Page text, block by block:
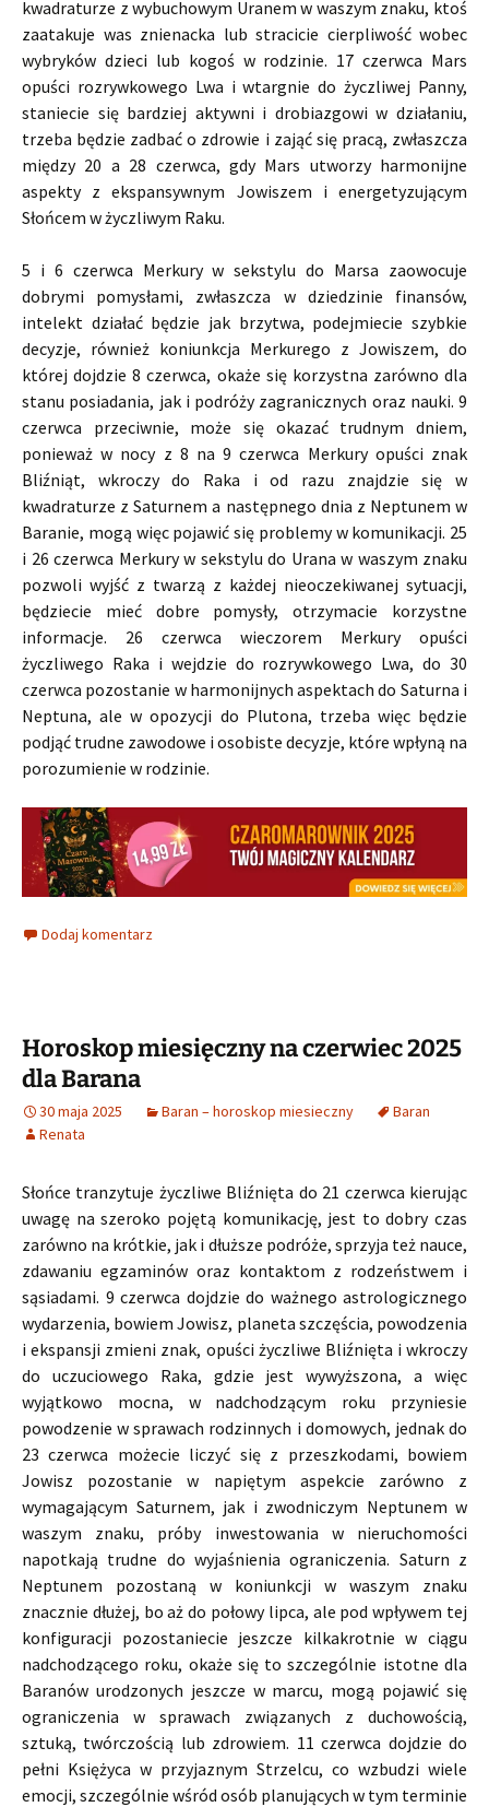
kwadraturze z wybuchowym Uranem w waszym znaku, ktoś
zaatakuje was znienacka lub stracicie cierpliwość wobec
wybryków dzieci lub kogoś w rodzinie. 17 czerwca Mars
opuści rozrywkowego Lwa i wtargnie do życzliwej Panny,
staniecie się bardziej aktywni i drobiazgowi w działaniu,
trzeba będzie zadbać o zdrowie i zająć się pracą, zwłaszcza
między 20 a 28 czerwca, gdy Mars utworzy harmonijne
aspekty z ekspansywnym Jowiszem i energetyzującym
Słońcem w życzliwym Raku.
5 i 6 czerwca Merkury w sekstylu do Marsa zaowocuje
dobrymi pomysłami, zwłaszcza w dziedzinie finansów,
intelekt działać będzie jak brzytwa, podejmiecie szybkie
decyzje, również koniunkcja Merkurego z Jowiszem, do
której dojdzie 8 czerwca, okaże się korzystna zarówno dla
stanu posiadania, jak i podróży zagranicznych oraz nauki. 9
czerwca przeciwnie, może się okazać trudnym dniem,
ponieważ w nocy z 8 na 9 czerwca Merkury opuści znak
Bliźniąt, wkroczy do Raka i od razu znajdzie się w
kwadraturze z Saturnem a następnego dnia z Neptunem w
Baranie, mogą więc pojawić się problemy w komunikacji. 25
i 26 czerwca Merkury w sekstylu do Urana w waszym znaku
pozwoli wyjść z twarzą z każdej nieoczekiwanej sytuacji,
będziecie mieć dobre pomysły, otrzymacie korzystne
informacje. 26 czerwca wieczorem Merkury opuści
życzliwego Raka i wejdzie do rozrywkowego Lwa, do 30
czerwca pozostanie w harmonijnych aspektach do Saturna i
Neptuna, ale w opozycji do Plutona, trzeba więc będzie
podjąć trudne zawodowe i osobiste decyzje, które wpłyną na
porozumienie w rodzinie.
Dodaj komentarz
Horoskop miesięczny na czerwiec 2025
dla Barana
30 maja 2025 Baran – horoskop miesieczny
Baran
Renata
Słońce tranzytuje życzliwe Bliźnięta do 21 czerwca kierując
uwagę na szeroko pojętą komunikację, jest to dobry czas
zarówno na krótkie, jak i dłuższe podróże, sprzyja też nauce,
zdawaniu egzaminów oraz kontaktom z rodzeństwem i
sąsiadami. 9 czerwca dojdzie do ważnego astrologicznego
wydarzenia, bowiem Jowisz, planeta szczęścia, powodzenia
i ekspansji zmieni znak, opuści życzliwe Bliźnięta i wkroczy
do uczuciowego Raka, gdzie jest wywyższona, a więc
wyjątkowo mocna, w nadchodzącym roku przyniesie
powodzenie w sprawach rodzinnych i domowych, jednak do
23 czerwca możecie liczyć się z przeszkodami, bowiem
Jowisz pozostanie w napiętym aspekcie zarówno z
wymagającym Saturnem, jak i zwodniczym Neptunem w
waszym znaku, próby inwestowania w nieruchomości
napotkają trudne do wyjaśnienia ograniczenia. Saturn z
Neptunem pozostaną w koniunkcji w waszym znaku
znacznie dłużej, bo aż do połowy lipca, ale pod wpływem tej
konfiguracji pozostaniecie jeszcze kilkakrotnie w ciągu
nadchodzącego roku, okaże się to szczególnie istotne dla
Baranów urodzonych jeszcze w marcu, mogą pojawić się
ograniczenia w sprawach związanych z duchowością,
sztuką, twórczością lub zdrowiem. 11 czerwca dojdzie do
pełni Księżyca w przyjaznym Strzelcu, co wzbudzi wiele
emocji, szczególnie wśród osób planujących w tym terminie